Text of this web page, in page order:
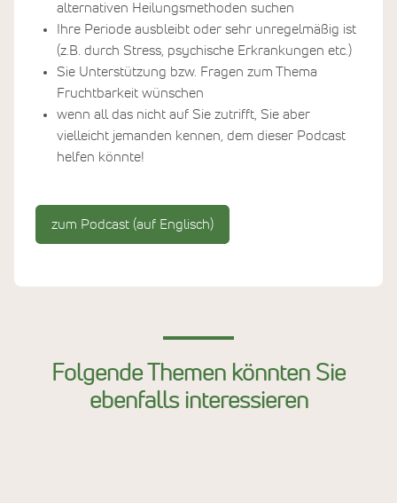
alternativen Heilungsmethoden suchen
Ihre Periode ausbleibt oder sehr unregelmäßig ist
(z.B. durch Stress, psychische Erkrankungen etc.)
Sie Unterstützung bzw. Fragen zum Thema
Fruchtbarkeit wünschen
wenn all das nicht auf Sie zutrifft, Sie aber
vielleicht jemanden kennen, dem dieser Podcast
helfen könnte!
zum Podcast (auf Englisch)
Folgende Themen könnten Sie
ebenfalls interessieren